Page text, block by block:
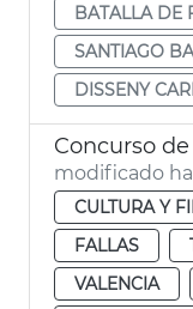
BATALLA DE
SANTIAGO
DISSENY
modificado
CULTURA Y
FALLAS
VALENCIA